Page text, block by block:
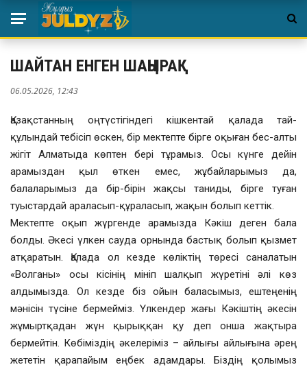
ШАЙТАН ЕНГЕН ШАҢЫРАҚ
06.05.2026, 12:43
Қазақстанның оңтүстігіндегі кішкентай қалада тай-
құлындай тебісіп өскен, бір мектепте бірге оқыған бес-алты
жігіт Алматыда көптен бері тұрамыз. Осы күнге дейін
арамыздан қыл өткен емес, жұбайларымыз да,
балаларымыз да бір-бірін жақсы таниды, бірге туған
туыстардай араласып-құраласып, жақын болып кеттік.
Мектепте оқып жүргенде арамызда Кәкіш деген бала
болды. Әкесі үлкен сауда орнында бастық болып қызмет
атқаратын. Қалада ол кезде көліктің төресі саналатын
«Волганы» осы кісінің мініп шалқып жүретіні әлі көз
алдымызда. Ол кезде біз ойын баласымыз, ештеңенің
мәнісін түсіне бермейміз. Үлкендер жағы Кәкіштің әкесін
жұмыртқадан жүн қырыққан қу деп онша жақтыра
бермейтін. Көбіміздің әкелеріміз – айлығы айлығына әрең
жететін қарапайым еңбек адамдары. Біздің қолымыз